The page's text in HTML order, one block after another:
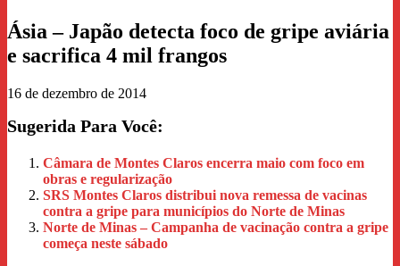
Ásia – Japão detecta foco de gripe aviária
e sacrifica 4 mil frangos
16 de dezembro de 2014
Sugerida Para Você:
Câmara de Montes Claros encerra maio com foco em
obras e regularização
SRS Montes Claros distribui nova remessa de vacinas
contra a gripe para municípios do Norte de Minas
Norte de Minas – Campanha de vacinação contra a gripe
começa neste sábado